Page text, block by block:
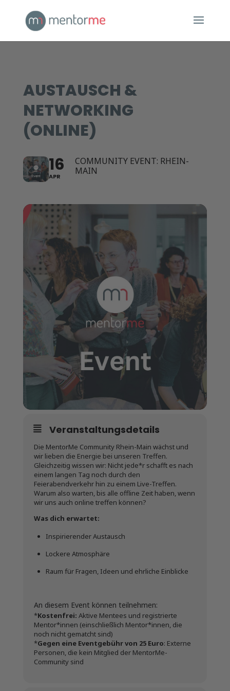
AUSTAUSCH &
NETWORKING
(ONLINE)
16
APR
COMMUNITY EVENT: RHEIN-
MAIN
Veranstaltungsdetails
Die MentorMe Community Rhein-Main wächst und
wir lieben die Energie bei unseren Treffen.
Gleichzeitig wissen wir: Nicht jede*r schafft es nach
einem langen Tag noch durch den
Feierabendverkehr hin zu einem Live-Treffen.
Warum also warten, bis alle offline Zeit haben, wenn
wir uns auch online treffen können?
Was dich erwartet:
Inspirierender Austausch
Lockere Atmosphäre
Raum für Fragen, Ideen und ehrliche Einblicke
An diesem Event können teilnehmen:
*Kostenfrei: Aktive Mentees und registrierte
Mentor*innen (einschließlich Mentor*innen, die
noch nicht gematcht sind)
*Gegen eine Eventgebühr von 25 Euro: Externe
Personen, die kein Mitglied der MentorMe-
Community sind